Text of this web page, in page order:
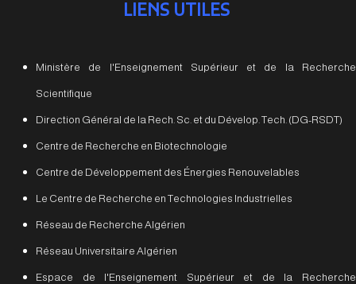
LIENS UTILES
Ministère de l'Enseignement Supérieur et de la Recherche
Scientifique
Direction Général de la Rech. Sc. et du Dévelop. Tech. (DG-RSDT)
Centre de Recherche en Biotechnologie
Centre de Développement des Énergies Renouvelables
Le Centre de Recherche en Technologies Industrielles
Réseau de Recherche Algérien
Réseau Universitaire Algérien
Espace de l'Enseignement Supérieur et de la Recherche